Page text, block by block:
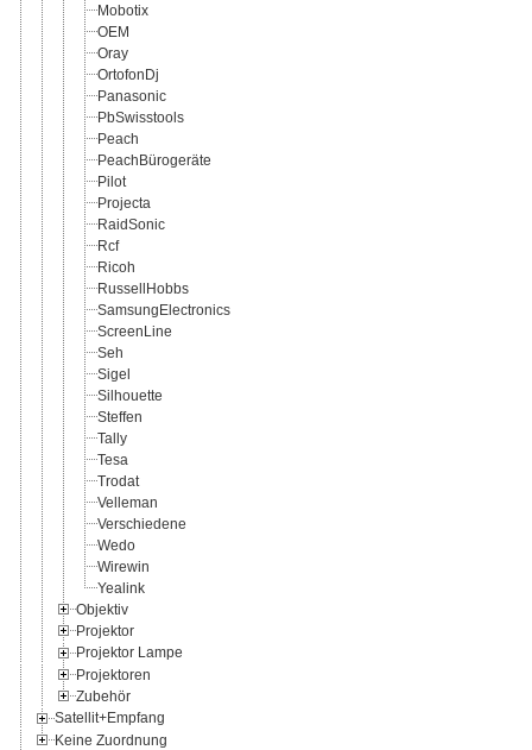
Mobotix
OEM
Oray
OrtofonDj
Panasonic
PbSwisstools
Peach
PeachBürogeräte
Pilot
Projecta
RaidSonic
Rcf
Ricoh
RussellHobbs
SamsungElectronics
ScreenLine
Seh
Sigel
Silhouette
Steffen
Tally
Tesa
Trodat
Velleman
Verschiedene
Wedo
Wirewin
Yealink
Objektiv
Projektor
Projektor Lampe
Projektoren
Zubehör
Satellit+Empfang
Keine Zuordnung